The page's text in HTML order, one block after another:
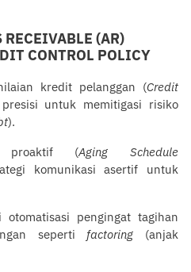
RECEIVABLE (AR)
CONTROL POLICY
kredit pelanggan (Credit
untuk memitigasi risiko
).
proaktif (Aging Schedule
komunikasi asertif untuk
otomatisasi pengingat tagihan
seperti factoring (anjak